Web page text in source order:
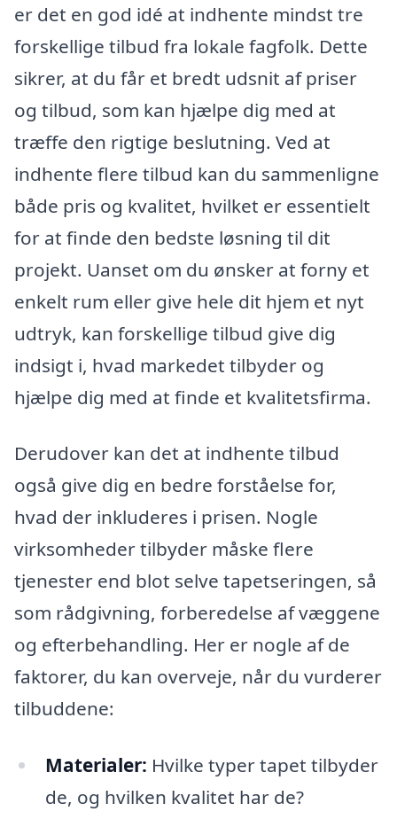
er det en god idé at indhente mindst tre
forskellige tilbud fra lokale fagfolk. Dette
sikrer, at du får et bredt udsnit af priser
og tilbud, som kan hjælpe dig med at
træffe den rigtige beslutning. Ved at
indhente flere tilbud kan du sammenligne
både pris og kvalitet, hvilket er essentielt
for at finde den bedste løsning til dit
projekt. Uanset om du ønsker at forny et
enkelt rum eller give hele dit hjem et nyt
udtryk, kan forskellige tilbud give dig
indsigt i, hvad markedet tilbyder og
hjælpe dig med at finde et kvalitetsfirma.
Derudover kan det at indhente tilbud
også give dig en bedre forståelse for,
hvad der inkluderes i prisen. Nogle
virksomheder tilbyder måske flere
tjenester end blot selve tapetseringen, så
som rådgivning, forberedelse af væggene
og efterbehandling. Her er nogle af de
faktorer, du kan overveje, når du vurderer
tilbuddene:
Materialer: Hvilke typer tapet tilbyder
de, og hvilken kvalitet har de?